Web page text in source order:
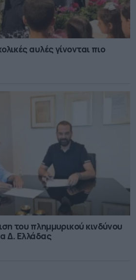
αυλές γίνονται πιο
του πλημμυρικού κινδύνου
Δ. Ελλάδας